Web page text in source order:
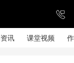
讯 课堂视频